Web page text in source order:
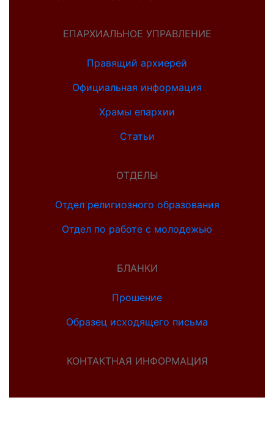
ЕПАРХИАЛЬНОЕ УПРАВЛЕНИЕ
Правящий архиерей
Официальная информация
Храмы епархии
Статьи
ОТДЕЛЫ
Отдел религиозного образования
Отдел по работе с молодежью
БЛАНКИ
Прошение
Образец исходящего письма
КОНТАКТНАЯ ИНФОРМАЦИЯ